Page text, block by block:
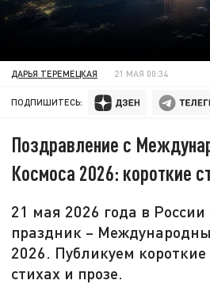
ДАРЬЯ ТЕРЕМЕЦКАЯ 21 МАЯ 00:34
ПОДПИШИТЕСЬ:
Поздравление с
Космоса 2026: короткие
21 мая 2026 года в России
праздник –
2026. Публикуем
стихах и прозе.